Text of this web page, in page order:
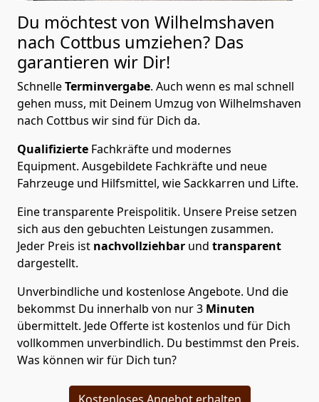
Du möchtest von Wilhelmshaven
nach Cottbus umziehen? Das
garantieren wir Dir!
SchnelleTerminvergabe. Auch wenn es mal schnell
gehen muss, mit Deinem Umzug von Wilhelmshaven
nach Cottbus wir sind für Dich da.
Qualifizierte Fachkräfte und modernes
Equipment. Ausgebildete Fachkräfte und neue
Fahrzeuge und Hilfsmittel, wie Sackkarren und Lifte.
Eine transparente Preispolitik. Unsere Preise setzen
sich aus den gebuchten Leistungen zusammen.
Jeder Preis ist nachvollziehbar und transparent
dargestellt.
Unverbindliche und kostenlose Angebote. Und die
bekommst Du innerhalb von nur3 Minuten
übermittelt. Jede Offerte ist kostenlos und für Dich
vollkommen unverbindlich. Du bestimmst den Preis.
Was können wir für Dich tun?